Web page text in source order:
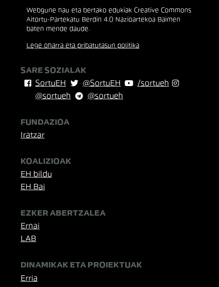
Webgune hau eta bertako edukiak Creative Commons
Aitortu-Partekatu Berdin 4.0 Nazioartekoa Baimen
baten mende daude.
Lege oharra eta pribatutasun politika
SARE SOZIALAK
SortuEH
@SortuEH
/sortueh
@sortueh
@sortueh
FUNDAZIOA
Iratzar
KOALIZIOAK
EH bildu
EH Bai
EZKER ABERTZALEA
Ernai
LAB
DINAMIKAK ETA PROIEKTUAK
Erria